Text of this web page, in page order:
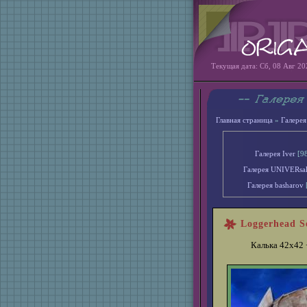
Текущая дата: Сб, 08 Авг
Главная страница » Галерея
Галерея Iver
Галерея UNIVERsal
Галерея basharov
Loggerhead
Калька